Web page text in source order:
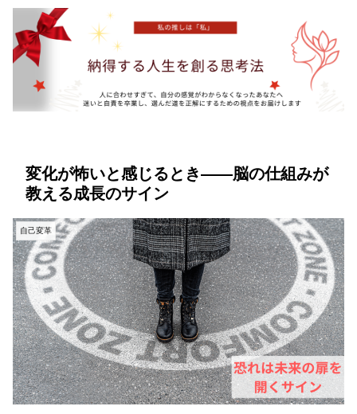
変化が怖いと感じるとき――脳の仕組みが
教える成長のサイン
自己変革